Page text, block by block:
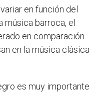
en función del
música barroca, el
en comparación
en la música clásica
es muy importante